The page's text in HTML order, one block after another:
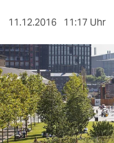
sport
berlin
nord
wahrheit
11.12.2016 11:17 Uhr